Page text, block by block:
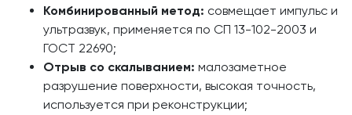
Комбинированный метод: совмещает импульс и
ультразвук, применяется по СП 13-102-2003 и
ГОСТ 22690;
Отрыв со скалыванием: малозаметное
разрушение поверхности, высокая точность,
используется при реконструкции;